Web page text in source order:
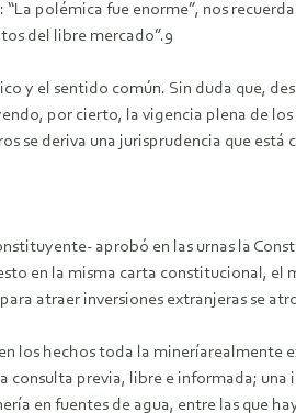
polémica fue enorme”, nos
del libre mercado”.9
y el sentido común. Sin duda que,
por cierto, la vigencia plena de
se deriva una jurisprudencia que
aprobó en las urnas la
en la misma carta constitucional,
atraer inversiones extranjeras se
los hechos toda la
previa, libre e informada; una
en fuentes de agua, entre las que